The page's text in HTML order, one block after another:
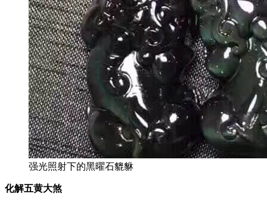
强光照射下的黑曜石貔貅
化解五黄大煞